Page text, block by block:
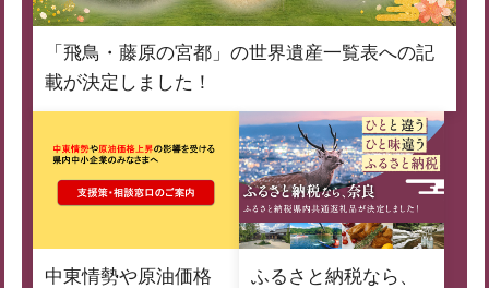
「飛鳥・藤原の宮都」の世界遺産一覧表への記
載が決定しました！
中東情勢や原油価格
ふるさと納税なら、